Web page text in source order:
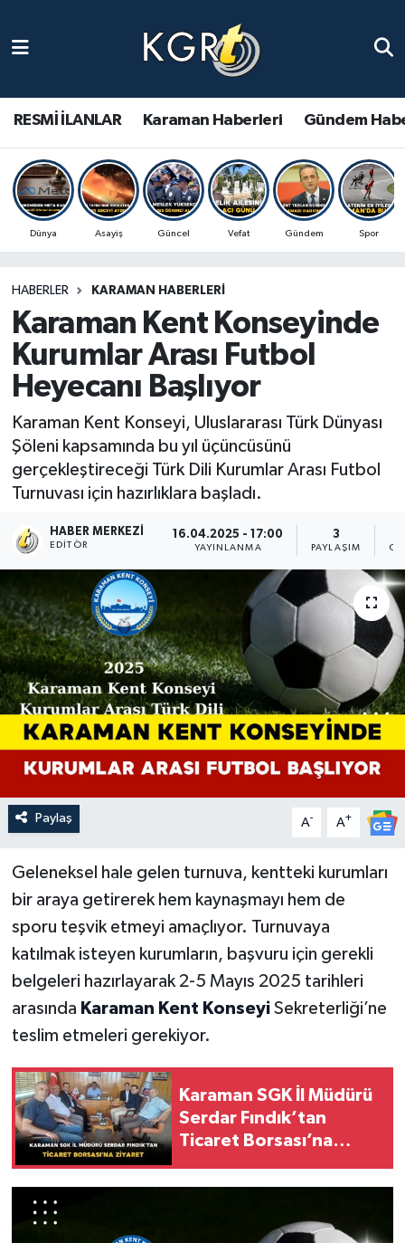
RESMİ İLANLAR Karaman Haberleri Gündem
Dünya Asayiş Güncel Vefat Gündem Spor
HABERLER KARAMAN HABERLERI
Karaman Kent Konseyinde
Kurumlar Arası Futbol
Heyecanı Başlıyor
Karaman Kent Konseyi, Uluslararası Türk Dünyası
Şöleni kapsamında bu yıl üçüncüsünü
gerçekleştireceği Türk Dili Kurumlar Arası Futbol
Turnuvası için hazırlıklara başladı.
HABER MERKEZI
EDITÖR
16.04.2025 - 17:00
YAYINLANMA
3
PAYLAŞIM
Paylaş A- A+
Geleneksel hale gelen turnuva, kentteki kurumları
bir araya getirerek hem kaynaşmayı hem de
sporu teşvik etmeyi amaçlıyor. Turnuvaya
katılmak isteyen kurumların, başvuru için gerekli
belgeleri hazırlayarak 2-5 Mayıs 2025 tarihleri
arasında Karaman Kent KonseyiSekreterliği’ne
teslim etmeleri gerekiyor.
Karaman SGK İl Müdürü
Serdar Fındık’tan
Ticaret Borsası’na
Gündem Haberleri
Güncel Haberler
Spor Haberleri
Ulusal Haberler
Vefat Edenler